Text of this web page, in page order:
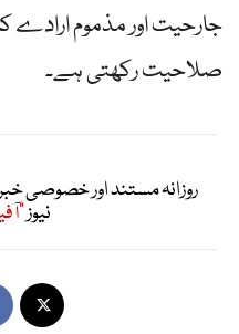
جارحیت اور مذموم ارادے
صلاحیت رکھتی ہے۔
روزانہ مستند اور خصوصی
نیوز